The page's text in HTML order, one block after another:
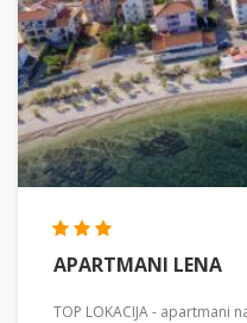
APARTMANI LENA
TOP LOKACIJA - apartmani